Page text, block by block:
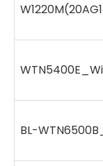
BL-